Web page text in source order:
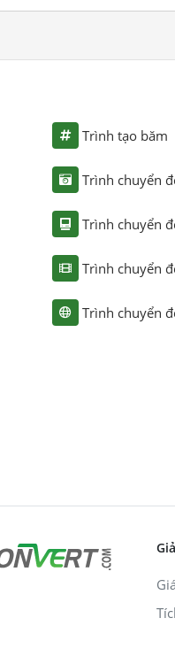
Trình tạo băm
Trình chuyển
Trình chuyển
Trình chuyển
Trình chuyển